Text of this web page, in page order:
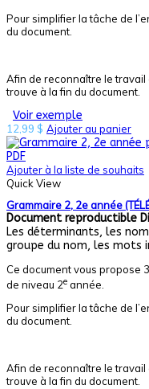
Pour simplifier la tâche de
du document.
Afin de reconnaître le travail
trouve à la fin du document.
Voir exemple
12,99 $ Ajouter au panier
Ajouter à la liste de souhaits
Quick View
Grammaire 2, 2e année
Document reproductible
Les déterminants, les
groupe du nom, les mots
Ce document vous propose
de niveau 2e année.
Pour simplifier la tâche de
du document.
Afin de reconnaître le travail
trouve à la fin du document.